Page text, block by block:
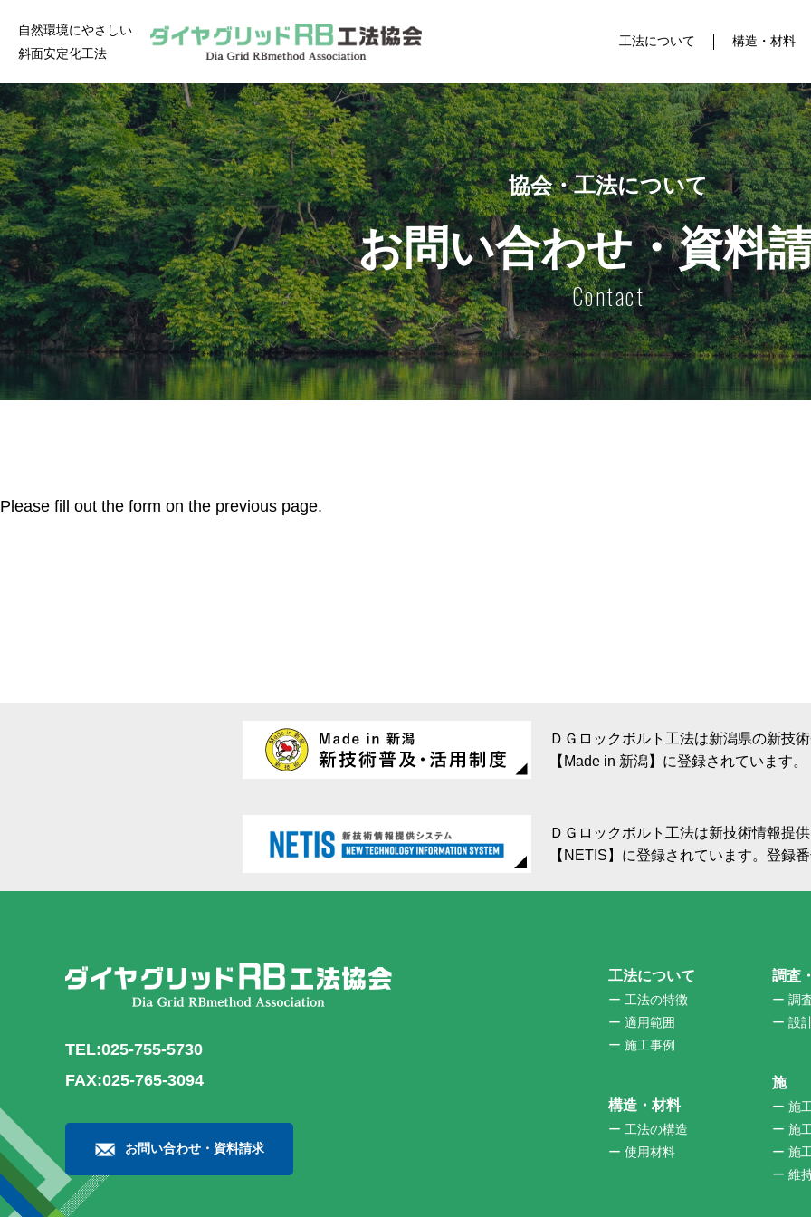
自然環境にやさしい
斜面安定化工法
工法について 構造・材料
協会・工法について
お問い合わせ・資料
Contact
Please fill out the form on the previous page.
ＤＧロックボルト工法は新潟県の新技
【Made in 新潟】に登録されています。
ＤＧロックボルト工法は新技術情報提
【NETIS】に登録されています。登録
TEL:025-755-5730
FAX:025-765-3094
お問い合わせ・資料請求
工法について
ー 工法の特徴
ー 適用範囲
ー 施工事例
構造・材料
ー 工法の構造
ー 使用材料
調査
ー 調
ー 設
施
ー 施
ー 施
ー 施
ー 維